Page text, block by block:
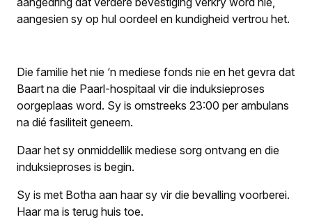
aangesien sy op hul oordeel en kundigheid vertrou het.
Die familie het nie ‘n mediese fonds nie en het gevra dat
Baart na die Paarl-hospitaal vir die induksieproses
oorgeplaas word. Sy is omstreeks 23:00 per ambulans
na dié fasiliteit geneem.
Daar het sy onmiddellik mediese sorg ontvang en die
induksieproses is begin.
Sy is met Botha aan haar sy vir die bevalling voorberei.
Haar ma is terug huis toe.